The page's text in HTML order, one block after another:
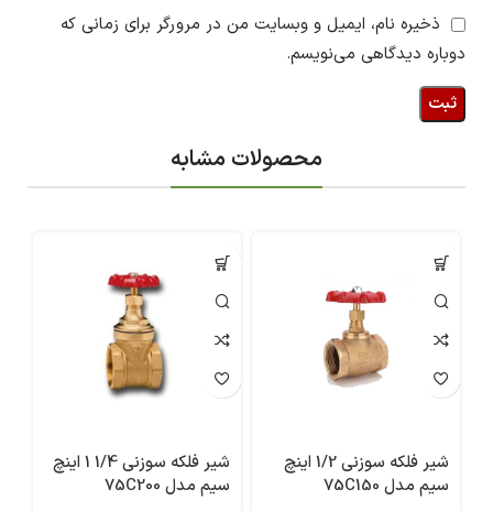
ذخیره نام، ایمیل و وبسایت من در مرورگر برای زمانی که
دوباره دیدگاهی می‌نویسم.
محصولات مشابه
شیر فلکه سوزنی 1/2 اینچ
سیم مدل 75C150
شیر فلکه سوزنی 1/4 1 اینچ
سیم مدل 75C200